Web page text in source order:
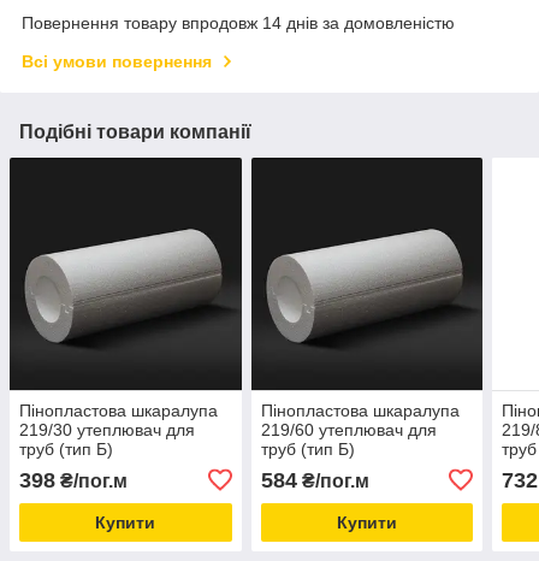
Повернення товару впродовж 14 днів за домовленістю
Всі умови повернення
Подібні товари компанії
Пінопластова шкаралупа
219/30 утеплювач для
труб (тип Б)
398 ₴/пог.м
Купити
Пінопластова шкаралупа
219/60 утеплювач для
труб (тип Б)
584₴/пог.м
Купити
732